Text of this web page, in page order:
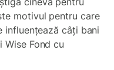
motivul pentru care
influențează câți bani
Fond cu